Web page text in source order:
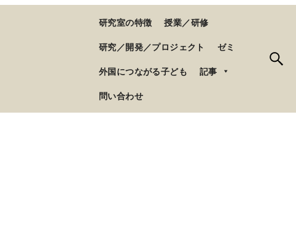
研究室の特徴
授業／研修
研究／開発／プロジェクト
ゼミ
外国につながる子ども
記事
問い合わせ